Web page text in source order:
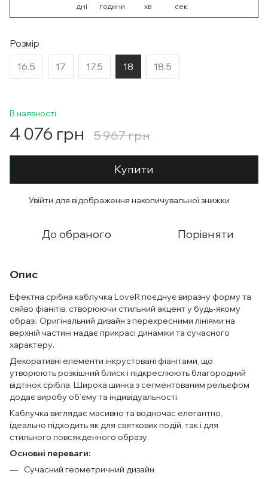
дні години хв сек
Розмір
16.5 17 17.5 18 18.5
В наявності
4 076 грн 5 967 грн
Купити
Увійти для відображення накопичувальної знижки
До обраного Порівняти
Опис
Ефектна срібна каблучка LoveR поєднує виразну форму та
сяйво фіанітів, створюючи стильний акцент у будь-якому
образі. Оригінальний дизайн з перехресними лініями на
верхній частині надає прикрасі динаміки та сучасного
характеру.
Декоративні елементи інкрустовані фіанітами, що
утворюють розкішний блиск і підкреслюють благородний
відтінок срібла. Широка шинка з сегментованим рельєфом
додає виробу об’єму та індивідуальності.
Каблучка виглядає масивно та водночас елегантно,
ідеально підходить як для святкових подій, так і для
стильного повсякденного образу.
Основні переваги:
Сучасний геометричний дизайн